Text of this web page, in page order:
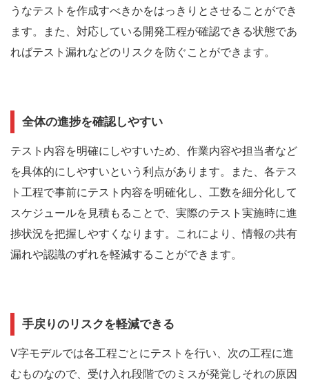
うなテストを作成すべきかをはっきりとさせることができ
ます。また、対応している開発工程が確認できる状態であ
ればテスト漏れなどのリスクを防ぐことができます。
全体の進捗を確認しやすい
テスト内容を明確にしやすいため、作業内容や担当者など
を具体的にしやすいという利点があります。また、各テス
ト工程で事前にテスト内容を明確化し、工数を細分化して
スケジュールを見積もることで、実際のテスト実施時に進
捗状況を把握しやすくなります。これにより、情報の共有
漏れや認識のずれを軽減することができます。
手戻りのリスクを軽減できる
V字モデルでは各工程ごとにテストを行い、次の工程に進
むものなので、受け入れ段階でのミスが発覚しそれの原因